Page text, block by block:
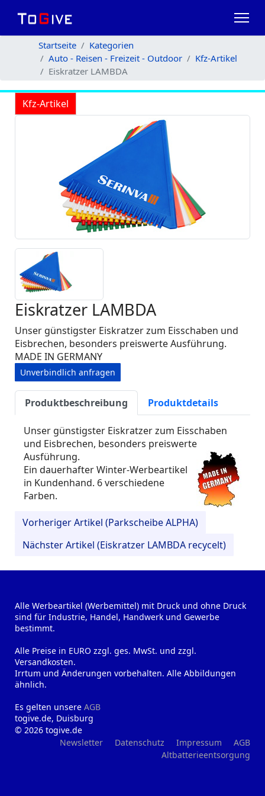
Startseite
Kategorien
Auto - Reisen - Freizeit - Outdoor
Kfz-Artikel
Eiskratzer LAMBDA
Kfz-Artikel
Eiskratzer LAMBDA
Unser günstigster Eiskratzer zum Eisschaben und
Eisbrechen, besonders preiswerte Ausführung.
MADE IN GERMANY
Unverbindlich anfragen
Produktbeschreibung Produktdetails
Unser günstigster Eiskratzer zum Eisschaben
und Eisbrechen, besonders preiswerte
Ausführung.
Ein dauerhafter Winter-Werbeartikel
in Kundenhand. 6 verschiedene
Farben.
Vorheriger Artikel (Parkscheibe ALPHA)
Nächster Artikel (Eiskratzer LAMBDA recycelt)
Alle Werbeartikel (Werbemittel) mit Druck und ohne Druck
sind für Industrie, Handel, Handwerk und Gewerbe
bestimmt.
Alle Preise in EURO zzgl. ges. MwSt. und zzgl.
Versandkosten.
Irrtum und Änderungen vorbehalten. Alle Abbildungen
ähnlich.
Es gelten unsere AGB
togive.de, Duisburg
© 2026 togive.de
Newsletter
Datenschutz Impressum
AGB
Altbatterieentsorgung